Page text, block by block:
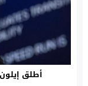
أطلق